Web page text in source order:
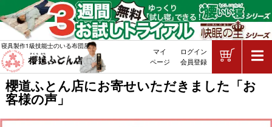
櫻道ふとん店にお寄せいただきました「お
客様の声」
敷布団・掛け布団・羽毛布団・マ
寝具製作1級技能士のいる布団屋
マイ
ページ
ログイン
会員登録